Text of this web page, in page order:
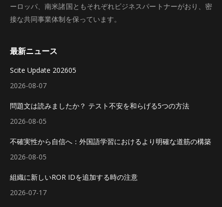
ーロッパ、南米諸国ともそれぞれビジネスパートナーがおり、密
接な共同事業体制を保っています。
最新ニュース
Scite Update 202605
2026-08-07
問題文は読みましたか？ テスト不安を和らげる5つの方法
2026-08-05
不確実性から自信へ：外国語学習におけるより明確な道筋の構築
2026-08-05
組織に新しいROR IDを追加する時の注意
2026-07-17